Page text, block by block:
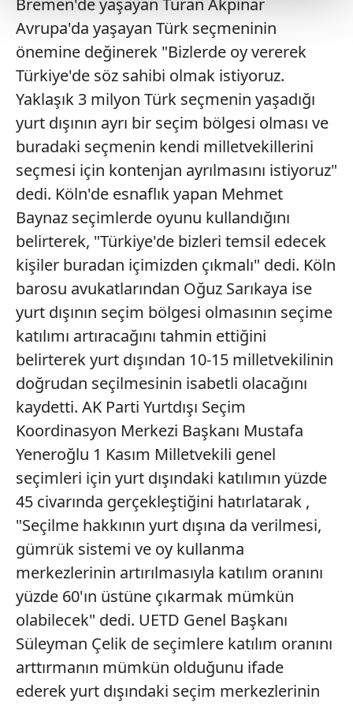
Her halükârda, kullanıcılar, bu çerezlere izin vermedikleri
takdirde, kullanıcılara hedefli reklamlar
gösterilmeyecektir."
Sizlere daha iyi bir hizmet sunabilmek için İnternet
Sitemizde kendimize ve üçüncü kişilere ait çerezler
kullanılmaktadır. Bu çerezler vasıtasıyla çeşitli kişisel
verileriniz işlenmekte olup gerekli olan çerezler bilgi
toplumu hizmetlerinin sunulması amacıyla
kullanılmaktadır. Diğer çerezler, sitemizin daha işlevsel
kılınması ve kişiselleştirilmesi ve sizlere yönelik
reklam/pazarlama faaliyetlerinin yapılması, amaçlarıyla
sınırlı olarak açık rızanız dahilinde kullanılacaktır.
Çerezlere ilişkin tercihlerinizi aşağıda yer alan panel
vasıtasıyla belirleyebilirsiniz. Çerezlere ilişkin detaylı bilgi
için Ayarlar butonuna tıklayabilir,Çerez Bilgilendirme
Metnimizi
ziyaret edebilirsiniz.
6698 sayılı Kişisel Verilerin Korunması Kanunu uyarınca
hazırlanmış Aydınlatma Metnimizi okumak ve sitemizde
ilgili mevzuata uygun olarak kullanılan çerezlerle ilgili bilgi
almak için lütfentıklayınız
Bremen'de yaşayan Turan Akpınar
Avrupa'da yaşayan Türk seçmeninin
önemine değinerek "Bizlerde oy vererek
Türkiye'de söz sahibi olmak istiyoruz.
Yaklaşık 3 milyon Türk seçmenin yaşadığı
yurt dışının ayrı bir seçim bölgesi olması ve
buradaki seçmenin kendi milletvekillerini
seçmesi için kontenjan ayrılmasını istiyoruz"
dedi. Köln'de esnaflık yapan Mehmet
Baynaz seçimlerde oyunu kullandığını
belirterek, "Türkiye'de bizleri temsil edecek
kişiler buradan içimizden çıkmalı" dedi. Köln
barosu avukatlarından Oğuz Sarıkaya ise
yurt dışının seçim bölgesi olmasının seçime
katılımı artıracağını tahmin ettiğini
belirterek yurt dışından 10-15 milletvekilinin
doğrudan seçilmesinin isabetli olacağını
kaydetti. AK Parti Yurtdışı Seçim
Koordinasyon Merkezi Başkanı Mustafa
Yeneroğlu 1 Kasım Milletvekili genel
seçimleri için yurt dışındaki katılımın yüzde
45 civarında gerçekleştiğini hatırlatarak ,
"Seçilme hakkının yurt dışına da verilmesi,
gümrük sistemi ve oy kullanma
merkezlerinin artırılmasıyla katılım oranını
yüzde 60'ın üstüne çıkarmak mümkün
olabilecek" dedi. UETD Genel Başkanı
Süleyman Çelik de seçimlere katılım oranını
arttırmanın mümkün olduğunu ifade
ederek yurt dışındaki seçim merkezlerinin